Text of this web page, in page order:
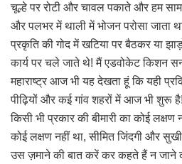
चूल्हे पर रोटी और चावल पकाते और हम
और पलभर में थाली में भोजन परोसा जाता
प्रकृति की गोद में खटिया पर बैठकर या
कार्य पर चले जाते थे! मैं एडवोकेट किशन
महाराष्ट्र आज भी यह देखता हूं कि यही
पीढ़ियों और कई गांव शहरों में आज भी शुरू
किसी भी प्रकार की बीमारी का कोई लक्षण
कोई लक्षण नहीं था, सीमित जिंदगी और
उस ज़माने की बात करें कर कहते हैं न जाने